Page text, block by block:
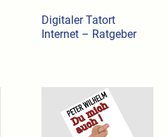
Digitaler Tatort
Internet – Ratgeber